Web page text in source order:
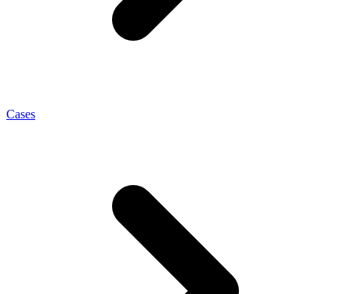
Cases